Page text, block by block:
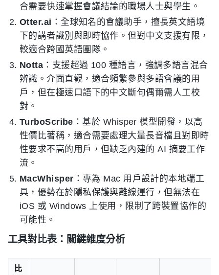
合需要快速掌握會議結論的職場人士與學生。
Otter.ai ：全球知名的會議助手，擅長英文語境
下的講者識別與即時協作。但對中文支援有限，
較適合跨國英語團隊。
Notta ：支援超過 100 種語言，強調多語言混合
辨識。介面直觀，適合頻繁參與多語會議的用
戶，但在極速口語下的中文斷句偶爾需人工校
對。
TurboScribe ：基於 Whisper 模型開發，以高
性價比著稱，適合需要處理大量長音檔且對即時
性要求不高的用戶，但缺乏內建的 AI 摘要工作
流。
MacWhisper ：專為 Mac 用戶設計的本地端工
具，優勢在於隱私保護與離線運行，但無法在
iOS 或 Windows 上使用，限制了跨裝置協作的
可能性。
工具對比表：關鍵維度分析
比